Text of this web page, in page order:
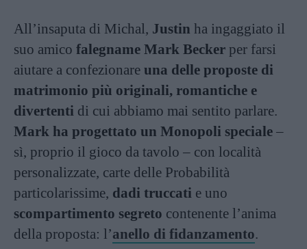
All’insaputa di Michal, Justin ha ingaggiato il
suo amico falegname Mark Becker per farsi
aiutare a confezionare una delle proposte di
matrimonio più originali, romantiche e
divertenti di cui abbiamo mai sentito parlare.
Mark ha progettato un Monopoli speciale –
sì, proprio il gioco da tavolo – con località
personalizzate, carte delle Probabilità
particolarissime, dadi truccati e uno
scompartimento segreto contenente l’anima
della proposta: l’anello di fidanzamento.